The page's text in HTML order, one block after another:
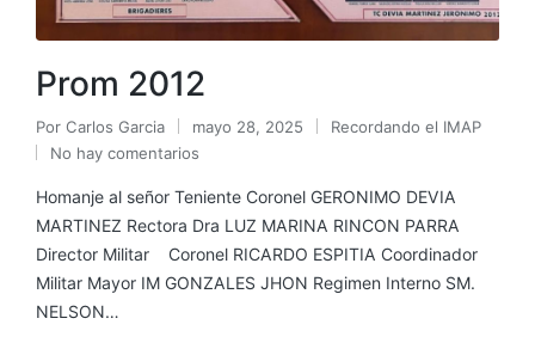
Prom 2012
Por Carlos Garcia mayo 28, 2025
Recordando el IMAP
No hay comentarios
Homanje al señor Teniente Coronel GERONIMO DEVIA
MARTINEZ Rectora Dra LUZ MARINA RINCON PARRA
Director Militar Coronel RICARDO ESPITIA Coordinador
Militar Mayor IM GONZALES JHON Regimen Interno SM.
NELSON…